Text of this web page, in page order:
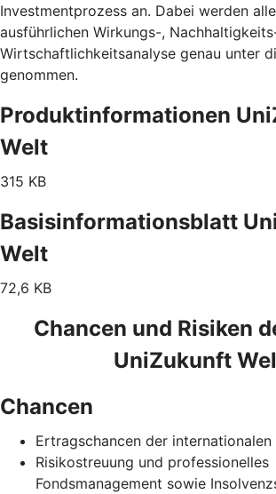
Investmentprozess an. Dabei werden
ausführlichen Wirkungs-,
Wirtschaftlichkeitsanalyse genau unter
genommen.
Produktinformationen
Welt
315 KB
Basisinformationsblatt
Welt
72,6 KB
Chancen und Risiken
UniZukunft
Chancen
Ertragschancen der
Risikostreuung und professionelles
Fondsmanagement sowie